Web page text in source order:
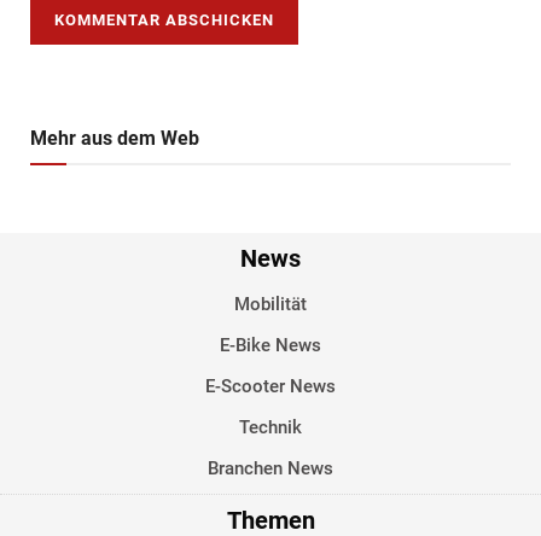
Mehr aus dem Web
News
Mobilität
E-Bike News
E-Scooter News
Technik
Branchen News
Themen